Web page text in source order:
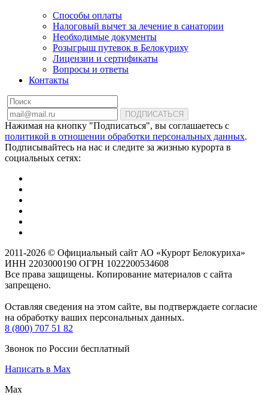
Способы оплаты
Налоговый вычет за лечение в санатории
Необходимые документы
Розыгрыш путевок в Белокуриху
Лицензии и сертификаты
Вопросы и ответы
Контакты
ПОДПИСАТЬСЯ
Нажимая на кнопку "Подписаться", вы соглашаетесь с
политикой в отношении обработки персональных данных.
Подписывайтесь на нас и следите за жизнью курорта в
социальных сетях:
2011-2026 © Официальный сайт АО «Курорт Белокуриха»
ИНН 2203000190 ОГРН 1022200534608
Все права защищены. Копирование материалов с сайта
запрещено.
Оставляя сведения на этом сайте, вы подтверждаете согласие
на обработку ваших персональных данных.
8 (800) 707 51 82
Звонок по России бесплатный
Написать в Max
Max